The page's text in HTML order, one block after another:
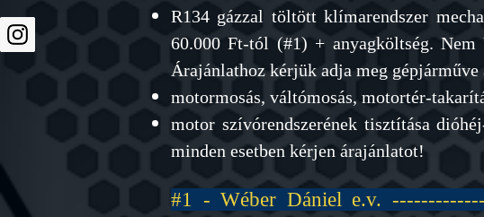
R134 gázzal töltött klímarendszer
60.000 Ft-tól (#1) + anyagköltség.
Árajánlathoz kérjük adja meg gépjárműve
motormosás, váltómosás, motortér-
motor szívórendszerének tisztítása
minden esetben kérjen árajánlatot!
#1 - Wéber Dániel e.v.